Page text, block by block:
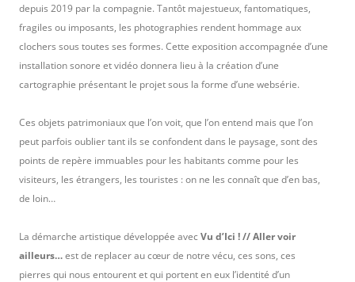
depuis 2019 par la compagnie. Tantôt majestueux, fantomatiques,
fragiles ou imposants, les photographies rendent hommage aux
clochers sous toutes ses formes. Cette exposition accompagnée d’une
installation sonore et vidéo donnera lieu à la création d’une
cartographie présentant le projet sous la forme d’une websérie.
Ces objets patrimoniaux que l’on voit, que l’on entend mais que l’on
peut parfois oublier tant ils se confondent dans le paysage, sont des
points de repère immuables pour les habitants comme pour les
visiteurs, les étrangers, les touristes : on ne les connaît que d’en bas,
de loin…
La démarche artistique développée avecVu d’Ici ! // Aller voir
ailleurs…est de replacer au cœur de notre vécu, ces sons, ces
pierres qui nous entourent et qui portent en eux l’identité d’un